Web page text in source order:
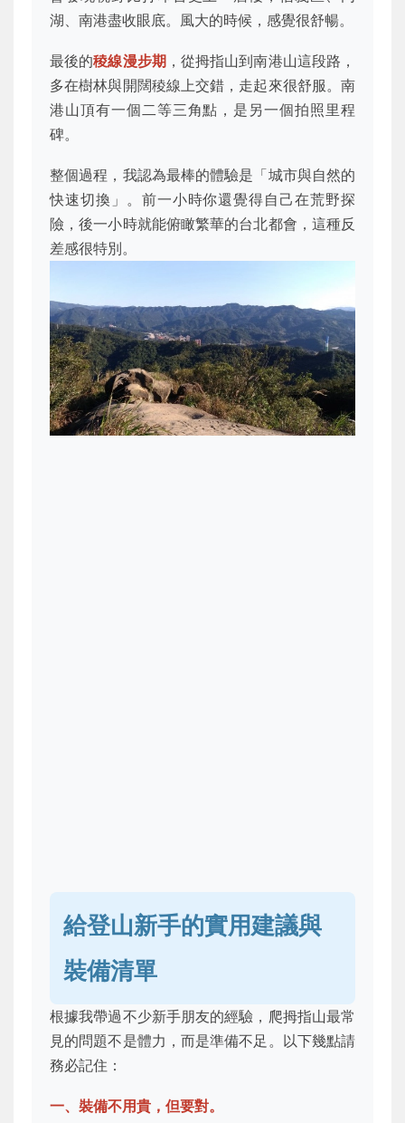
湖、南港盡收眼底。風大的時候，感覺很舒暢。
最後的稜線漫步期，從拇指山到南港山這段路，
多在樹林與開闊稜線上交錯，走起來很舒服。南
港山頂有一個二等三角點，是另一個拍照里程
碑。
整個過程，我認為最棒的體驗是「城市與自然的
快速切換」。前一小時你還覺得自己在荒野探
險，後一小時就能俯瞰繁華的台北都會，這種反
差感很特別。
給登山新手的實用建議與
裝備清單
根據我帶過不少新手朋友的經驗，爬拇指山最常
見的問題不是體力，而是準備不足。以下幾點請
務必記住：
一、裝備不用貴，但要對。